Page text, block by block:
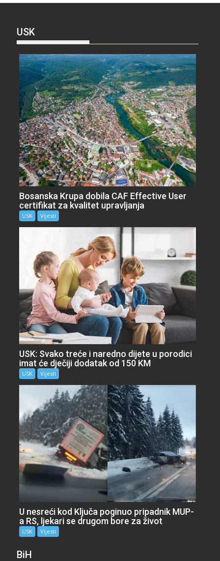
USK
Bosanska Krupa dobila CAF Effective User
certifikat za kvalitet upravljanja
USK Vijesti
USK: Svako treće i naredno dijete u porodici
imat će dječiji dodatak od 150 KM
USK Vijesti
U nesreći kod Ključa poginuo pripadnik MUP-
a RS, ljekari se drugom bore za život
USK Vijesti
BiH